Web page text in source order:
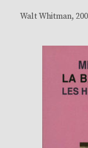
Walt Whitman,